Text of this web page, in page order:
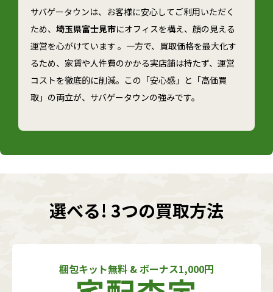
サバゲータウンは、お客様に安心してご利用いただく
ため、 埼玉県富士見市にオフィスを構え、顔の見える
運営を心がけています 。一方で、買取価格を最大化す
るため、家賃や人件費のかかる実店舗は持たず、運営
コストを徹底的に削減。この「安心感」と「高価買
取」の両立が、サバゲータウンの強みです。
選べる! 3つの買取方法
梱包キット無料 & ボーナス1,000円